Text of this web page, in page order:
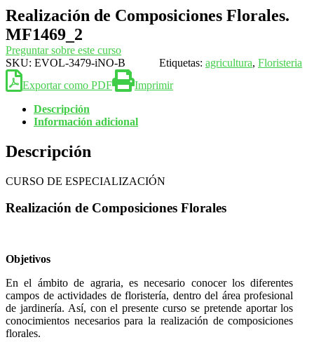
Realización de Composiciones Florales.
MF1469_2
Preguntar sobre este curso
SKU: EVOL-3479-iNO-B Etiquetas: agricultura, Floristeria
Exportar como PDF
Imprimir
Descripción
Información adicional
Descripción
CURSO DE ESPECIALIZACIÓN
Realización de Composiciones Florales
Objetivos
En el ámbito de agraria, es necesario conocer los diferentes
campos de actividades de floristería, dentro del área profesional
de jardinería. Así, con el presente curso se pretende aportar los
conocimientos necesarios para la realización de composiciones
florales.